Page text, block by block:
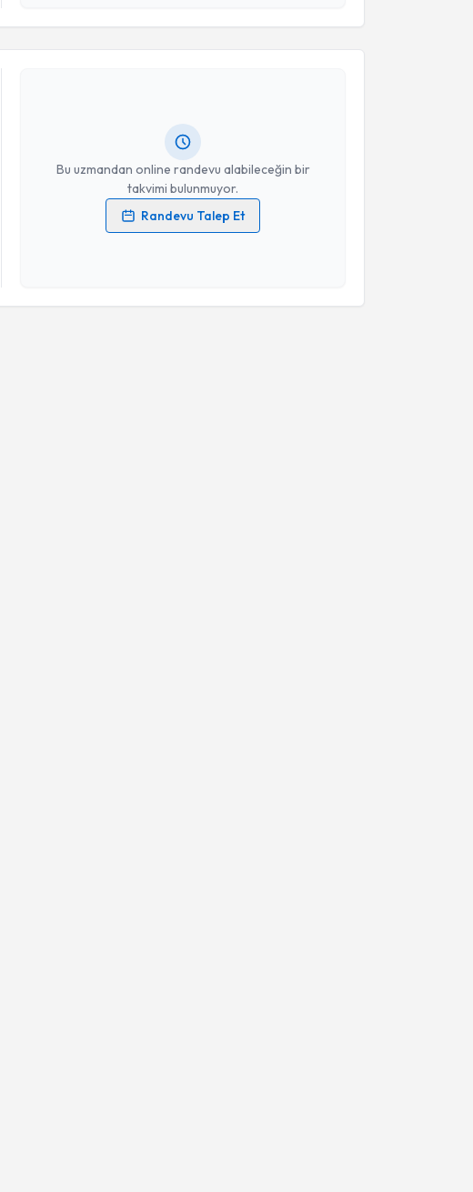
Bu uzmandan online randevu alabileceğin bir
takvimi bulunmuyor.
Randevu Talep Et
Randevu Takvimi Talebi
Aile Danışmanı Nihansu Serter
Kişisel verilerimin işlenmesine ilişkinAydınlatma Metni